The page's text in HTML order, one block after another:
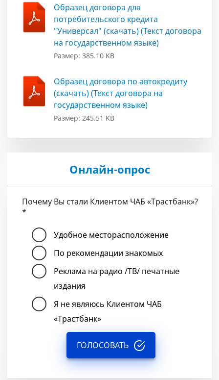
Образец договора для
потребительского кредита
"Универсал" (скачать) (Текст договора
на государственном языке)
Размер: 385.10 KB
Образец договора по автокредиту
(скачать) (Текст договора на
государственном языке)
Размер: 245.51 KB
Онлайн-опрос
Почему Вы стали Клиентом ЧАБ «Трастбанк»?
*
Удобное месторасположение
По рекомендации знакомых
Реклама на радио /ТВ/ печатные
издания
Я не являюсь Клиентом ЧАБ
«Трастбанк»
ГОЛОСОВАТЬ